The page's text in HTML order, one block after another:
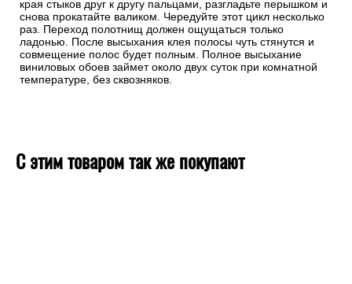
Хорошо обработайте стыки полос.
Хороший шов должен быть незаметен. При поклейке нового
полотна сделайте небольшой заход (около 5 мм) на
соседнюю полосу, а стык затем обработайте ребристым
валиком. Ребристая поверхность валика мягко вдавливает
стыки, сминает их и выравнивает полосы. Затем подтяните
края стыков друг к другу пальцами, разгладьте перышком и
виниловых обоев займет около двух суток при комнатной
температуре, без сквозняков.